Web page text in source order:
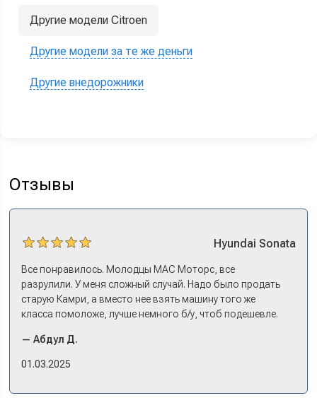
Другие модели Citroen
Другие модели за те же деньги
Другие внедорожники
Отзывы
Hyundai Sonata
Все понравилось. Молодцы МАС Моторс, все
разрулили. У меня сложный случай. Надо было продать
старую Камри, а вместо нее взять машину того же
класса помоложе, лучше немного б/у, чтоб подешевле.
либо самому всем этим заниматься – а работать когда?
Либо искать салон, где есть нормальный трейд-ин. И
— Абдул Д.
01.03.2025